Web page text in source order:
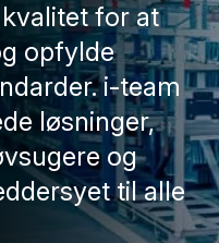
for at
opfylde
i-team
løsninger,
og
til alle